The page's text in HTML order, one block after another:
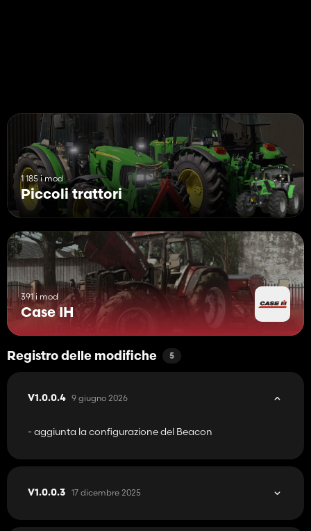
1 185 i mod
Piccoli trattori
391 i mod
Case IH
Registro delle modifiche 5
V1.0.0.4 9 giugno 2026
- aggiunta la configurazione del Beacon
V1.0.0.3 17 dicembre 2025